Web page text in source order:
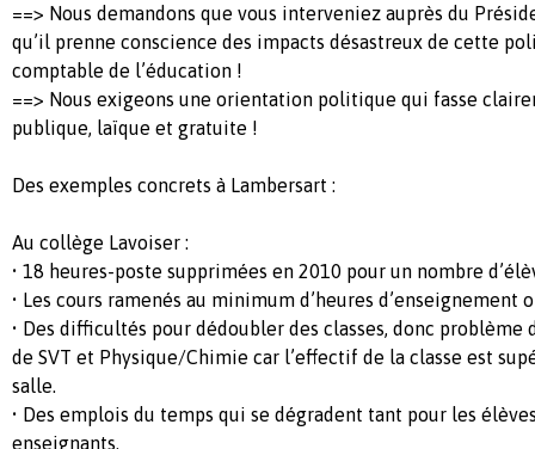
==> Nous demandons que vous interveniez auprès du
qu’il prenne conscience des impacts désastreux de cette
comptable de l’éducation !
==> Nous exigeons une orientation politique qui fasse
publique, laïque et gratuite !
Des exemples concrets à Lambersart :
Au collège Lavoiser :
• 18 heures-poste supprimées en 2010 pour un nombre
• Les cours ramenés au minimum d’heures d’enseignement
• Des difficultés pour dédoubler des classes, donc problème
de SVT et Physique/Chimie car l’effectif de la classe est
salle.
• Des emplois du temps qui se dégradent tant pour les
enseignants.